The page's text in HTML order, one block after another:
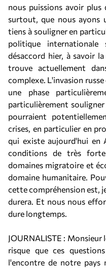
nous puissions avoir
surtout, que nous ayons
tiens à souligner en
politique
désaccord hier, à savoir
trouve actuellement
complexe. L'invasion
une phase
particulièrement souligner
pourraient
crises, en particulier en
qui existe aujourd'hui en
conditions de très
domaines migratoire et
domaine humanitaire.
cette compréhension est,
durera. Et nous nous
dure longtemps.
JOURNALISTE :
risque que ces
l'encontre de notre pays